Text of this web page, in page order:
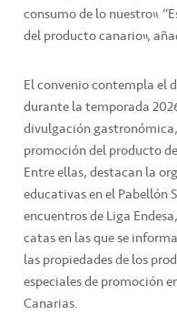
consumo de lo nuestro”.
del producto canario”,
El convenio contempla el
durante la temporada
divulgación
promoción del producto
Entre ellas, destacan la
educativas en el
encuentros de Liga
catas en las que se
las propiedades de los
especiales de promoción
Canarias.